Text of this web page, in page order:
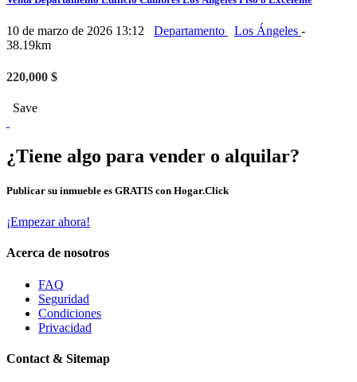
10 de marzo de 2026 13:12 Departamento Los Ángeles -
38.19km
220,000 $
Save
¿Tiene algo para vender o alquilar?
Publicar su inmueble es GRATIS con Hogar.Click
¡Empezar ahora!
Acerca de nosotros
FAQ
Seguridad
Condiciones
Privacidad
Contact & Sitemap